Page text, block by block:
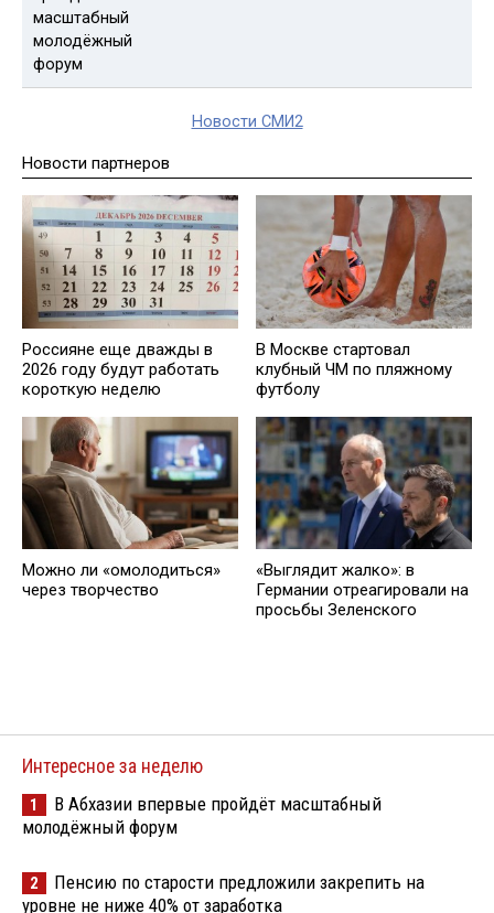
Новости СМИ2
Новости партнеров
Россияне еще дважды в
2026 году будут работать
короткую неделю
В Москве стартовал
клубный ЧМ по пляжному
футболу
Можно ли «омолодиться»
через творчество
«Выглядит жалко»: в
Германии отреагировали на
просьбы Зеленского
Интересное за неделю
1
В Абхазии впервые пройдёт масштабный
молодёжный форум
2
Пенсию по старости предложили закрепить на
уровне не ниже 40% от заработка